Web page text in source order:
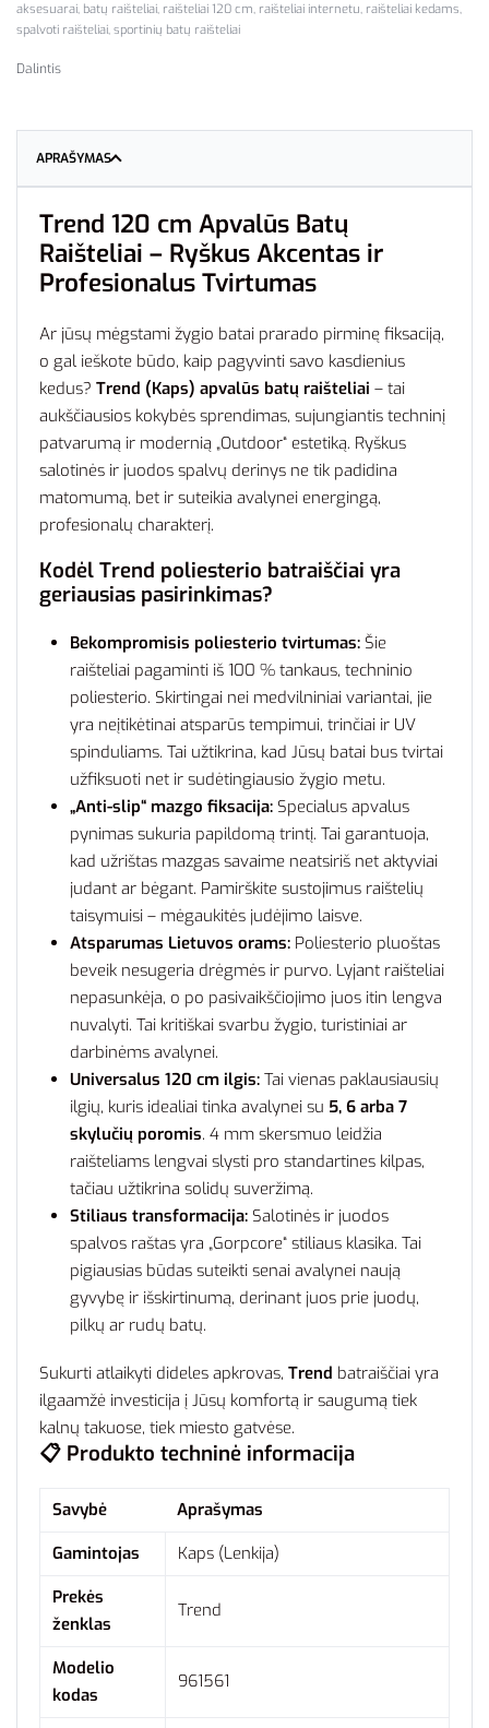
aksesuarai, batų raišteliai, raišteliai 120 cm, raišteliai internetu, raišteliai kedams,
spalvoti raišteliai, sportinių batų raišteliai
Dalintis
APRAŠYMAS
Trend 120 cm Apvalūs Batų
Raišteliai – Ryškus Akcentas ir
Profesionalus Tvirtumas
Ar jūsų mėgstami žygio batai prarado pirminę fiksaciją,
o gal ieškote būdo, kaip pagyvinti savo kasdienius
kedus? Trend (Kaps) apvalūs batų raišteliai – tai
aukščiausios kokybės sprendimas, sujungiantis techninį
patvarumą ir modernią „Outdoor“ estetiką. Ryškus
salotinės ir juodos spalvų derinys ne tik padidina
matomumą, bet ir suteikia avalynei energingą,
profesionalų charakterį.
Kodėl Trend poliesterio batraiščiai yra
geriausias pasirinkimas?
Bekompromisis poliesterio tvirtumas: Šie
raišteliai pagaminti iš 100 % tankaus, techninio
poliesterio. Skirtingai nei medvilniniai variantai, jie
yra neįtikėtinai atsparūs tempimui, trinčiai ir UV
spinduliams. Tai užtikrina, kad Jūsų batai bus tvirtai
užfiksuoti net ir sudėtingiausio žygio metu.
„Anti-slip“ mazgo fiksacija: Specialus apvalus
pynimas sukuria papildomą trintį. Tai garantuoja,
kad užrištas mazgas savaime neatsiriš net aktyviai
judant ar bėgant. Pamirškite sustojimus raištelių
taisymuisi – mėgaukitės judėjimo laisve.
Atsparumas Lietuvos orams: Poliesterio pluoštas
beveik nesugeria drėgmės ir purvo. Lyjant raišteliai
nepasunkėja, o po pasivaikščiojimo juos itin lengva
nuvalyti. Tai kritiškai svarbu žygio, turistiniai ar
darbinėms avalynei.
Universalus 120 cm ilgis: Tai vienas paklausiausių
ilgių, kuris idealiai tinka avalynei su 5, 6 arba 7
skylučių poromis. 4 mm skersmuo leidžia
raišteliams lengvai slysti pro standartines kilpas,
tačiau užtikrina solidų suveržimą.
Stiliaus transformacija: Salotinės ir juodos
spalvos raštas yra „Gorpcore“ stiliaus klasika. Tai
pigiausias būdas suteikti senai avalynei naują
gyvybę ir išskirtinumą, derinant juos prie juodų,
pilkų ar rudų batų.
Sukurti atlaikyti dideles apkrovas, Trend batraiščiai yra
ilgaamžė investicija į Jūsų komfortą ir saugumą tiek
kalnų takuose, tiek miesto gatvėse.
📋 Produkto techninė informacija
Savybė
Aprašymas
Gamintojas
Kaps (Lenkija)
Prekės
ženklas
Trend
Modelio
kodas
961561